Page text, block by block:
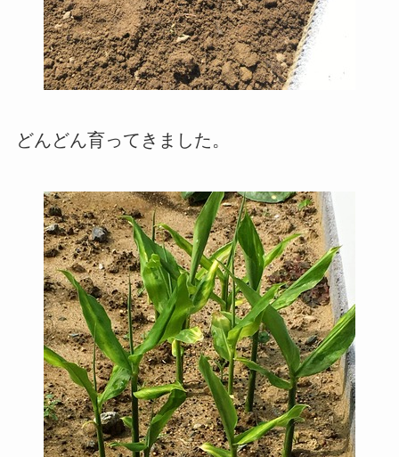
どんどん育ってきました。